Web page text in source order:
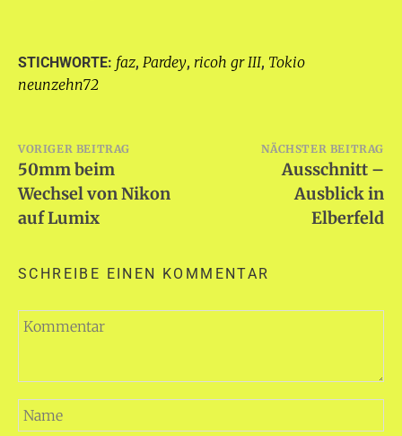
STICHWORTE: faz, Pardey, ricoh gr III, Tokio
neunzehn72
Beitragsnavigation
VORIGER BEITRAG
50mm beim
Wechsel von Nikon
auf Lumix
NÄCHSTER BEITRAG
Ausschnitt –
Ausblick in
Elberfeld
SCHREIBE EINEN KOMMENTAR